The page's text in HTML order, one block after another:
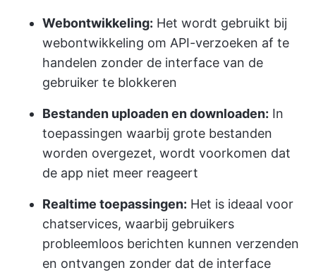
Webontwikkeling: Het wordt gebruikt bij
webontwikkeling om API-verzoeken af te
handelen zonder de interface van de
gebruiker te blokkeren
Bestanden uploaden en downloaden: In
toepassingen waarbij grote bestanden
worden overgezet, wordt voorkomen dat
de app niet meer reageert
Realtime toepassingen: Het is ideaal voor
chatservices, waarbij gebruikers
probleemloos berichten kunnen verzenden
en ontvangen zonder dat de interface